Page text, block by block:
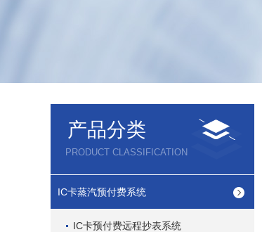
产品分类
PRODUCT CLASSIFICATION
IC卡蒸汽预付费系统
IC卡预付费远程抄表系统